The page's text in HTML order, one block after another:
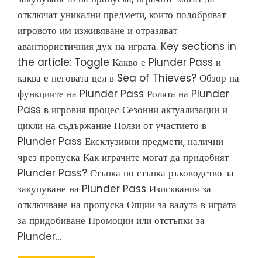
отключат уникални предмети, които подобряват
игровото им изживяване и отразяват
авантюристичния дух на играта. Key sections in
the article: Toggle Какво е Plunder Pass и
каква е неговата цел в Sea of Thieves? Обзор на
функциите на Plunder Pass Ролята на Plunder
Pass в игровия процес Сезонни актуализации и
цикли на съдържание Ползи от участието в
Plunder Pass Ексклузивни предмети, налични
чрез пропуска Как играчите могат да придобият
Plunder Pass? Стъпка по стъпка ръководство за
закупуване на Plunder Pass Изисквания за
отключване на пропуска Опции за валута в играта
за придобиване Промоции или отстъпки за
Plunder…